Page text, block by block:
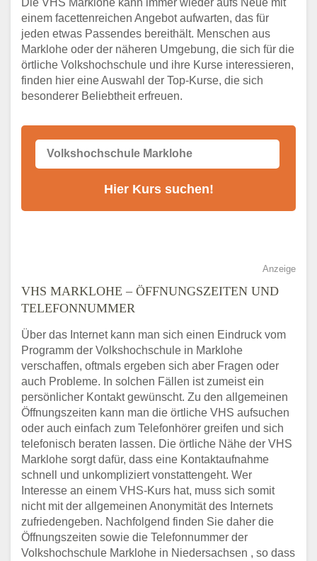
Abendschule Marklohe Kurssuche
VHS Marklohe Kurse
VHS Marklohe – Öffnungszeiten und
Telefonnummer
Stellenangebote der Volkshochschule
Marklohe
Alternativen zum VHS Programm 2026 in
einem facettenreichen Angebot aufwarten, das für
jeden etwas Passendes bereithält. Menschen aus
Marklohe oder der näheren Umgebung, die sich für die
örtliche Volkshochschule und ihre Kurse interessieren,
finden hier eine Auswahl der Top-Kurse, die sich
besonderer Beliebtheit erfreuen.
Anzeige
VHS MARKLOHE – ÖFFNUNGSZEITEN UND
TELEFONNUMMER
Über das Internet kann man sich einen Eindruck vom
Programm der Volkshochschule in Marklohe
verschaffen, oftmals ergeben sich aber Fragen oder
auch Probleme. In solchen Fällen ist zumeist ein
persönlicher Kontakt gewünscht. Zu den allgemeinen
Öffnungszeiten kann man die örtliche VHS aufsuchen
oder auch einfach zum Telefonhörer greifen und sich
telefonisch beraten lassen. Die örtliche Nähe der VHS
Marklohe sorgt dafür, dass eine Kontaktaufnahme
schnell und unkompliziert vonstattengeht. Wer
Interesse an einem VHS-Kurs hat, muss sich somit
nicht mit der allgemeinen Anonymität des Internets
zufriedengeben. Nachfolgend finden Sie daher die
Öffnungszeiten sowie die Telefonnummer der
Volkshochschule Marklohe in Niedersachsen , so dass